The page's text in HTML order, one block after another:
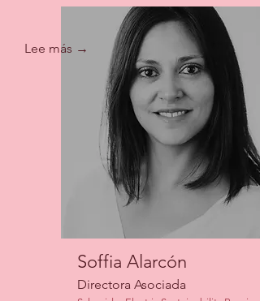
Soffia Alarcón
Directora Asociada
Lee más →